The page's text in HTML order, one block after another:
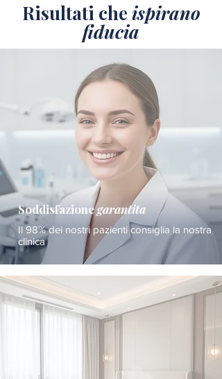
Risultati che ispirano
fiducia
Soddisfazionegarantita
Il 98% dei nostri pazienti consiglia la nostra
clinica